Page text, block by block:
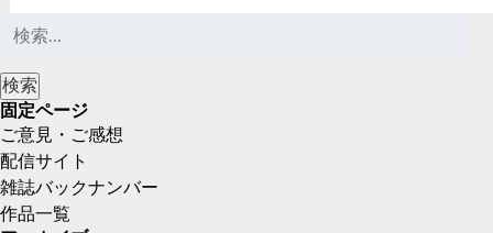
固定ページ
ご意見・ご感想
配信サイト
雑誌バックナンバー
作品一覧